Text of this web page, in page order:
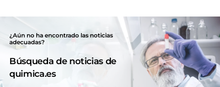
¿Aún no ha encontrado las noticias
adecuadas?
Búsqueda de noticias de
quimica.es